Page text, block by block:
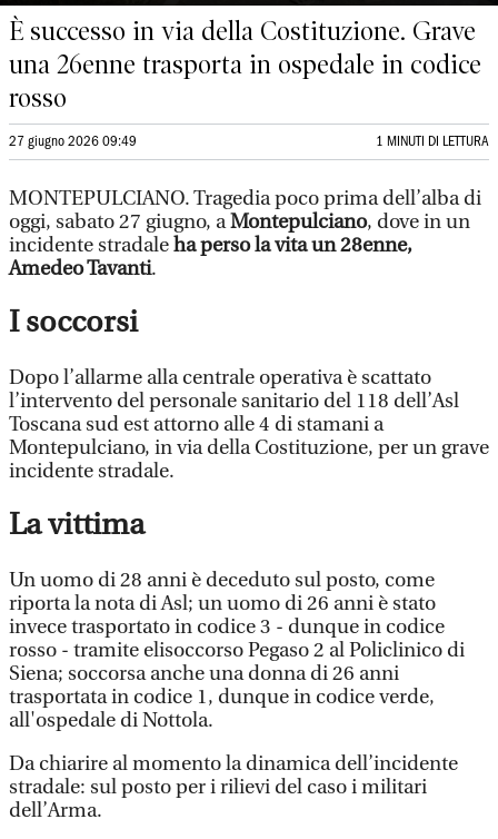
È successo in via della Costituzione. Grave
una 26enne trasporta in ospedale in codice
rosso
27 giugno 2026 09:49 1 MINUTI DI LETTURA
MONTEPULCIANO. Tragedia poco prima dell’alba di
oggi, sabato 27 giugno, aMontepulciano, dove in un
incidente stradaleha perso la vita un 28enne,
Amedeo Tavanti.
I soccorsi
Dopo l’allarme alla centrale operativa è scattato
l’intervento del personale sanitario del 118 dell’Asl
Toscana sud est attorno alle 4 di stamani a
Montepulciano, in via della Costituzione, per un grave
incidente stradale.
La vittima
Un uomo di 28 anni è deceduto sul posto, come
riporta la nota di Asl; un uomo di 26 anni è stato
invece trasportato in codice 3 - dunque in codice
rosso - tramite elisoccorso Pegaso 2 al Policlinico di
Siena; soccorsa anche una donna di 26 anni
trasportata in codice 1, dunque in codice verde,
all'ospedale di Nottola.
Da chiarire al momento la dinamica dell’incidente
stradale: sul posto per i rilievi del caso i militari
dell’Arma.